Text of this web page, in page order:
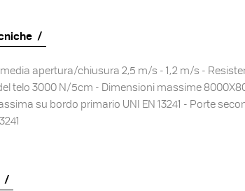
apertura/chiusura 2,5 m/s - 1,2 m/s -
telo 3000 N/5cm - Dimensioni massime
su bordo primario UNI EN 13241 - Porte